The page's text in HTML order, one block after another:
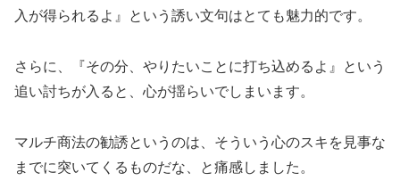
入が得られるよ』という誘い文句はとても魅力的です。
さらに、『その分、やりたいことに打ち込めるよ』という
追い討ちが入ると、心が揺らいでしまいます。
マルチ商法の勧誘というのは、そういう心のスキを見事な
までに突いてくるものだな、と痛感しました。